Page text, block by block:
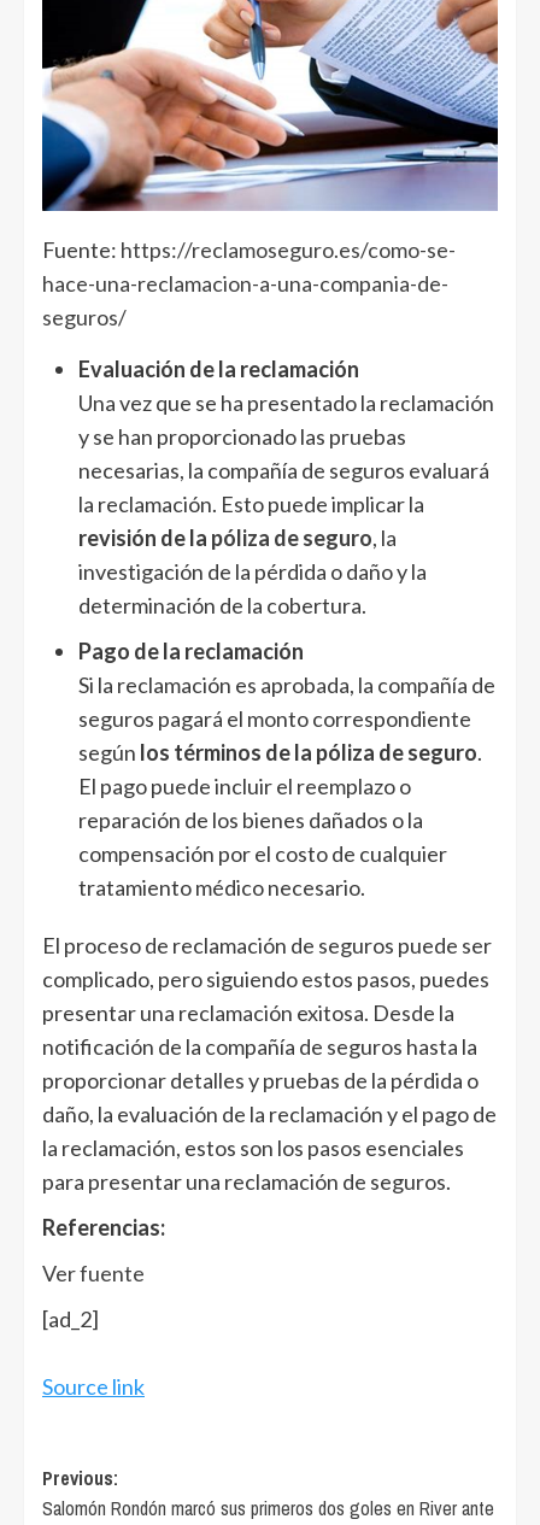
Fuente: https://reclamoseguro.es/como-se-
hace-una-reclamacion-a-una-compania-de-
seguros/
Evaluación de la reclamación
Una vez que se ha presentado la reclamación
y se han proporcionado las pruebas
necesarias, la compañía de seguros evaluará
la reclamación. Esto puede implicar la
revisión de la póliza de seguro, la
investigación de la pérdida o daño y la
determinación de la cobertura.
Pago de la reclamación
Si la reclamación es aprobada, la compañía de
seguros pagará el monto correspondiente
según los términos de la póliza de seguro.
El pago puede incluir el reemplazo o
reparación de los bienes dañados o la
compensación por el costo de cualquier
tratamiento médico necesario.
El proceso de reclamación de seguros puede ser
complicado, pero siguiendo estos pasos, puedes
presentar una reclamación exitosa. Desde la
notificación de la compañía de seguros hasta la
proporcionar detalles y pruebas de la pérdida o
daño, la evaluación de la reclamación y el pago de
la reclamación, estos son los pasos esenciales
para presentar una reclamación de seguros.
Referencias:
Ver fuente
[ad_2]
Source link
Post
Previous:
Salomón Rondón marcó sus primeros dos goles en River ante